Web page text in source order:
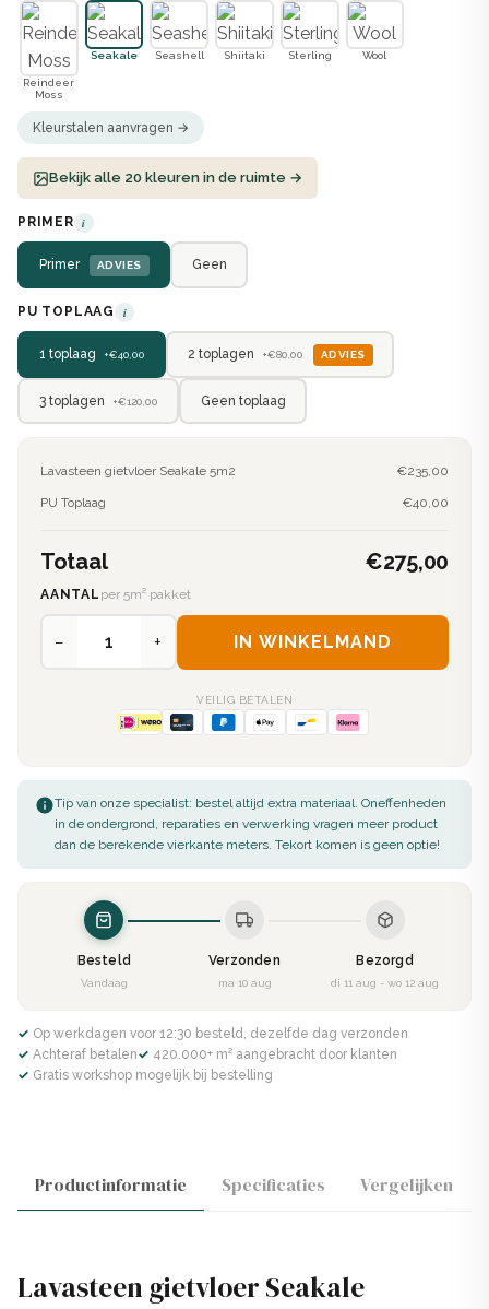
Productinformatie Specificaties Vergelijken
Lavasteen gietvloer Seakale
Reindeer
Moss
Seakale Seashell Shiitaki Sterling Wool
Kleurstalen aanvragen →
Bekijk alle 20 kleuren in de ruimte →
PRIMER i
Primer ADVIES Geen
PU TOPLAAG i
1 toplaag +€40,00 2 toplagen +€80,00 ADVIES
3 toplagen +€120,00 Geen toplaag
Lavasteen gietvloer Seakale 5m2 €235,00
PU Toplaag €40,00
Totaal €275,00
AANTAL per 5m² pakket
− + IN WINKELMAND
VEILIG BETALEN
Tip van onze specialist: bestel altijd extra materiaal. Oneffenheden
in de ondergrond, reparaties en verwerking vragen meer product
dan de berekende vierkante meters. Tekort komen is geen optie!
Besteld
Vandaag
Verzonden
ma 10 aug
Bezorgd
di 11 aug - wo 12 aug
✓ Op werkdagen voor 12:30 besteld, dezelfde dag verzonden
✓ Achteraf betalen
✓ 420.000+ m² aangebracht door klanten
✓ Gratis workshop mogelijk bij bestelling